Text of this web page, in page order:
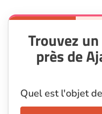
Trouvez
près de
Quel est l'objet